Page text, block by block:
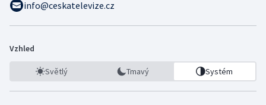
info@ceskatelevize.cz
Vzhled
Světlý Tmavý Systém